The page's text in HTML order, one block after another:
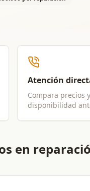
Atención
Compara precios
disponibilidad
en